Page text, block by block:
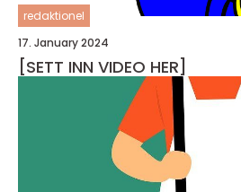
redaktionel
17. January 2024
[SETT INN VIDEO HER]